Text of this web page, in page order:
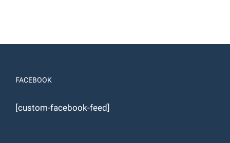
FACEBOOK
[custom-facebook-feed]